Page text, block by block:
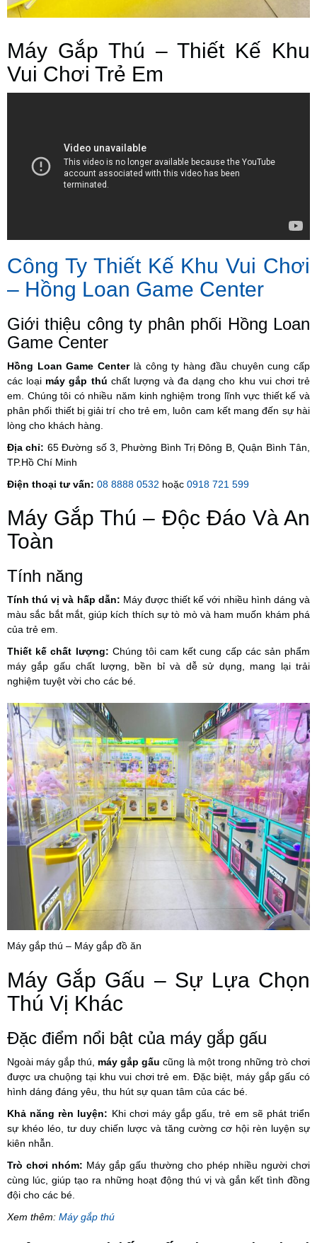
Máy Gắp Thú – Thiết Kế Khu
Vui Chơi Trẻ Em
Công Ty Thiết Kế Khu Vui Chơi
– Hồng Loan Game Center
Giới thiệu công ty phân phối Hồng Loan
Game Center
Hồng Loan Game Centerlà công ty hàng đầu chuyên cung cấp
các loại máy gắp thú chất lượng và đa dạng cho khu vui chơi trẻ
em. Chúng tôi có nhiều năm kinh nghiệm trong lĩnh vực thiết kế và
phân phối thiết bị giải trí cho trẻ em, luôn cam kết mang đến sự hài
lòng cho khách hàng.
Địa chỉ: 65 Đường số 3, Phường Bình Trị Đông B, Quận Bình Tân,
TP.Hồ Chí Minh
Điện thoại tư vấn: 08 8888 0532 hoặc 0918 721 599
Máy Gắp Thú – Độc Đáo Và An
Toàn
Tính năng
Tính thú vị và hấp dẫn: Máy được thiết kế với nhiều hình dáng và
màu sắc bắt mắt, giúp kích thích sự tò mò và ham muốn khám phá
của trẻ em.
Thiết kế chất lượng: Chúng tôi cam kết cung cấp các sản phẩm
máy gắp gấu chất lượng, bền bỉ và dễ sử dụng, mang lại trải
nghiệm tuyệt vời cho các bé.
Máy gắp thú – Máy gắp đồ ăn
Máy Gắp Gấu – Sự Lựa Chọn
Thú Vị Khác
Đặc điểm nổi bật của máy gắp gấu
Ngoài máy gắp thú, máy gắp gấu cũng là một trong những trò chơi
được ưa chuộng tại khu vui chơi trẻ em. Đặc biệt, máy gắp gấu có
hình dáng đáng yêu, thu hút sự quan tâm của các bé.
Khả năng rèn luyện: Khi chơi máy gắp gấu, trẻ em sẽ phát triển
sự khéo léo, tư duy chiến lược và tăng cường cơ hội rèn luyện sự
kiên nhẫn.
Trò chơi nhóm: Máy gắp gấu thường cho phép nhiều người chơi
cùng lúc, giúp tạo ra những hoạt động thú vị và gắn kết tình đồng
đội cho các bé.
Xem thêm: Máy gắp thú